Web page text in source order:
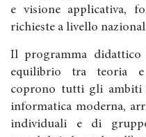
e visione applicativa,
richieste a livello
Il programma
equilibrio tra teoria e
coprono tutti gli ambiti
informatica moderna,
individuali e di